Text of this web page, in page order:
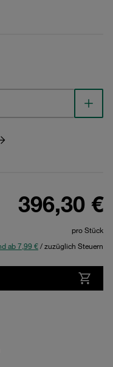
396,30 €
pro Stück
ab 7,99 €/ zuzüglich Steuern